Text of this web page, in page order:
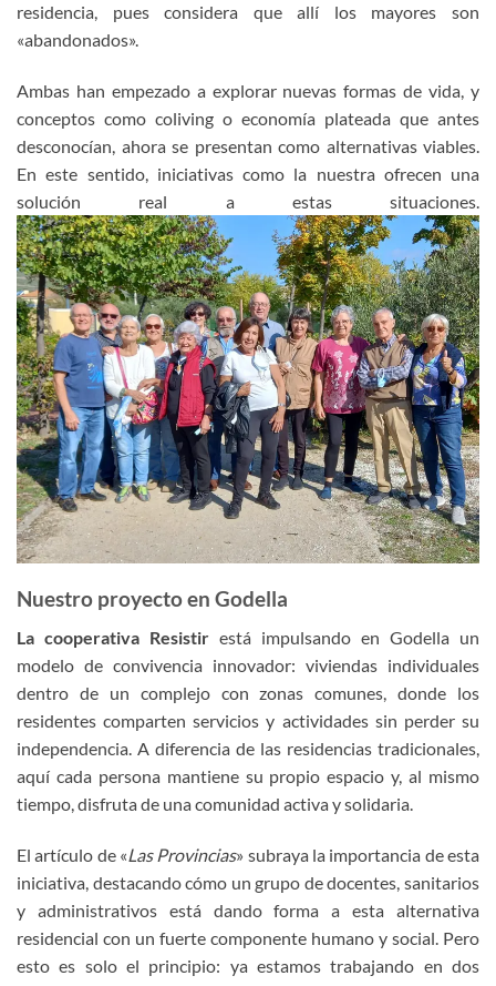
residencia, pues considera que allí los mayores son
«abandonados».
Ambas han empezado a explorar nuevas formas de vida, y
conceptos como coliving o economía plateada que antes
desconocían, ahora se presentan como alternativas viables.
En este sentido, iniciativas como la nuestra ofrecen una
solución real a estas situaciones.
Nuestro proyecto en Godella
La cooperativa Resistir está impulsando en Godella un
modelo de convivencia innovador: viviendas individuales
dentro de un complejo con zonas comunes, donde los
residentes comparten servicios y actividades sin perder su
independencia. A diferencia de las residencias tradicionales,
aquí cada persona mantiene su propio espacio y, al mismo
tiempo, disfruta de una comunidad activa y solidaria.
El artículo de «Las Provincias» subraya la importancia de esta
iniciativa, destacando cómo un grupo de docentes, sanitarios
y administrativos está dando forma a esta alternativa
residencial con un fuerte componente humano y social. Pero
esto es solo el principio: ya estamos trabajando en dos